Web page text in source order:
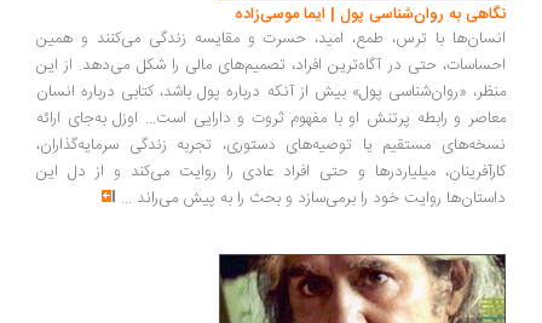
به روان‌شناسی پول | ایما موسی‌زاده
با ترس، طمع، امید، حسرت و مقایسه زندگی می‌کنند و همین
حتی در آگاه‌ترین افراد، تصمیم‌های مالی را شکل می‌دهد. از این
«روان‌شناسی پول» بیش از آنکه درباره پول باشد، کتابی درباره انسان
و رابطه پرتنش او با مفهوم ثروت و دارایی است... اوزل به‌جای ارائه
مستقیم یا توصیه‌های دستوری، تجربه زندگی سرمایه‌گذاران،
میلیاردرها و حتی افراد عادی را روایت می‌کند و از دل این
روایت خود را برمی‌سازد و بحث را به پیش می‌راند ...